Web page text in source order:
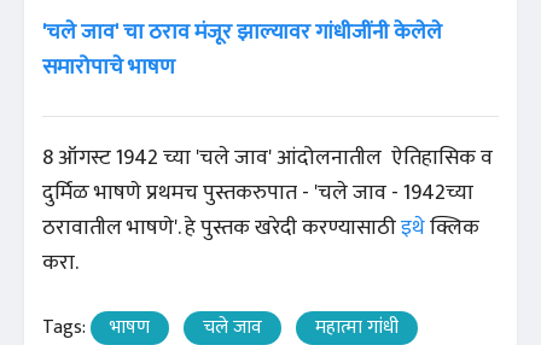
'चले जाव' चा ठराव मंजूर झाल्यावर गांधीजींनी केलेले
समारोपाचे भाषण
8 ऑगस्ट 1942 च्या 'चले जाव' आंदोलनातील ऐतिहासिक व
दुर्मिळ भाषणे प्रथमच पुस्तकरुपात - 'चले जाव - 1942च्या
ठरावातील भाषणे'. हे पुस्तक खरेदी करण्यासाठीइथेक्लिक
करा.
Tags: भाषण चले जाव
महात्मा गांधी